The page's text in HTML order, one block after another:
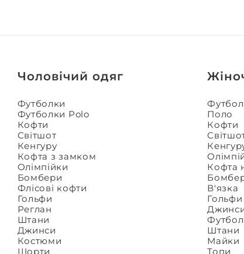
Чоловічий одяг
Футболки
Футболки Polo
Кофти
Світшот
Кенгуру
Кофта з замком
Олімпійки
Бомбери
Флісові кофти
Гольфи
Реглан
Штани
Джинси
Костюми
Шорти
Поло
Кофти
Кофта
В'язка
Гольфи
Штани
Майки
Топи